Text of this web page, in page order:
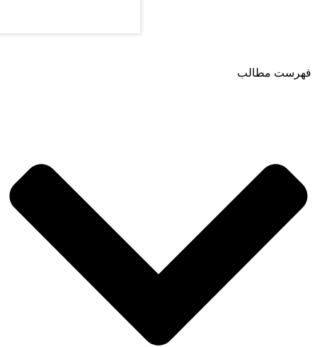
فهرست مطالب